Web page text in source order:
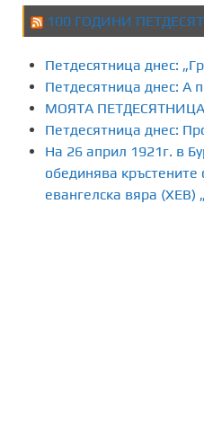
100 ГОДИНИ
Петдесятница днес:
Петдесятница днес: А
МОЯТА ПЕТДЕСЯТНИЦА
Петдесятница днес:
На 26 април 1921г. в
обединява кръстените
евангелска вяра (ХЕВ)